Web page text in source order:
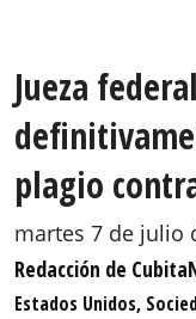
Jueza
plagio
martes 7 de julio
Redacción de
Estados Unidos,